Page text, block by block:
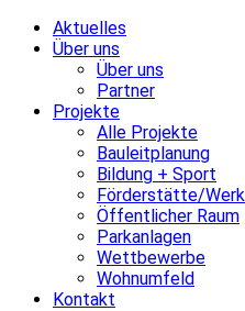
Aktuelles
Über uns
Über uns
Partner
Projekte
Alle Projekte
Bauleitplanung
Bildung + Sport
Förderstätte/
Öffentlicher Raum
Parkanlagen
Wettbewerbe
Wohnumfeld
Kontakt